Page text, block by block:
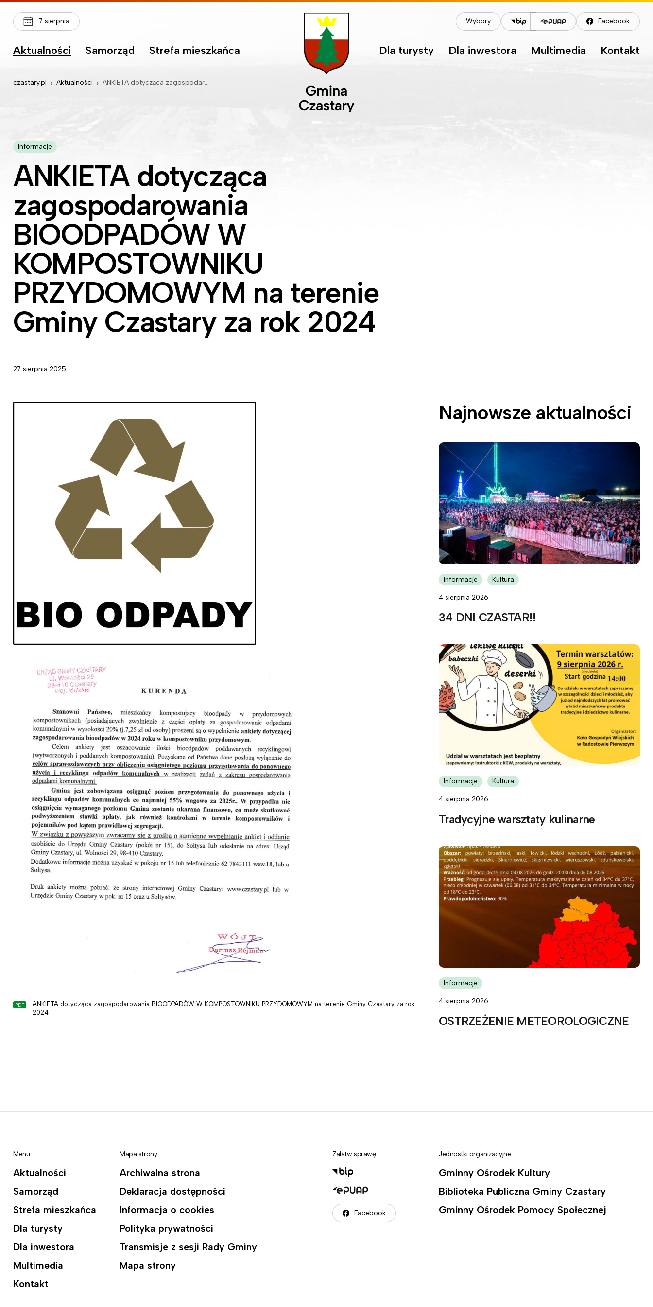
7 sierpnia Wybory Facebook
Aktualności Samorząd Strefa mieszkańca Dla turysty Dla inwestora Multimedia Kontakt
czastary.pl Aktualności ANKIETA dotycząca zagospodarowania BIOODPADÓW W KOMPOSTOWNIKU PRZYDOMOWYM na terenie Gminy Czastary za rok 2024
Informacje
ANKIETA dotycząca
zagospodarowania
BIOODPADÓW W
KOMPOSTOWNIKU
PRZYDOMOWYM na terenie
Gminy Czastary za rok 2024
27 sierpnia 2025
ANKIETA dotycząca zagospodarowania BIOODPADÓW W KOMPOSTOWNIKU PRZYDOMOWYM na terenie Gminy Czastary za rok
2024
Najnowsze aktualności
Informacje Kultura
4 sierpnia 2026
34 DNI CZASTAR!!
Informacje Kultura
4 sierpnia 2026
Tradycyjne warsztaty kulinarne
Informacje
4 sierpnia 2026
OSTRZEŻENIE METEOROLOGICZNE
Menu
Aktualności
Samorząd
Strefa mieszkańca
Dla turysty
Dla inwestora
Multimedia
Kontakt
Mapa strony
Archiwalna strona
Deklaracja dostępności
Informacja o cookies
Polityka prywatności
Transmisje z sesji Rady Gminy
Mapa strony
Załatw sprawę
Facebook
Jednostki organizacyjne
Gminny Ośrodek Kultury
Biblioteka Publiczna Gminy Czastary
Gminny Ośrodek Pomocy Społecznej